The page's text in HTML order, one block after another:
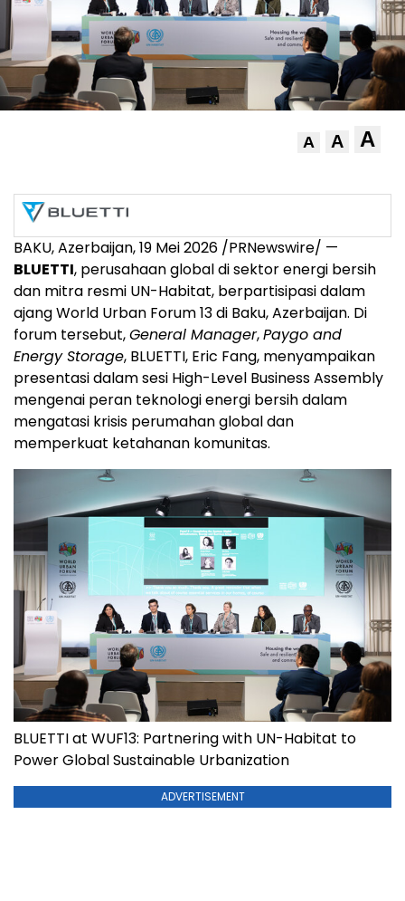
A A A
BAKU, Azerbaijan, 19 Mei 2026 /PRNewswire/ —
BLUETTI, perusahaan global di sektor energi bersih
dan mitra resmi UN-Habitat, berpartisipasi dalam
ajang World Urban Forum 13 di Baku, Azerbaijan. Di
forum tersebut,General Manager,Paygo and
Energy Storage, BLUETTI, Eric Fang, menyampaikan
presentasi dalam sesi High-Level Business Assembly
mengenai peran teknologi energi bersih dalam
mengatasi krisis perumahan global dan
memperkuat ketahanan komunitas.
BLUETTI at WUF13: Partnering with UN-Habitat to
Power Global Sustainable Urbanization
ADVERTISEMENT